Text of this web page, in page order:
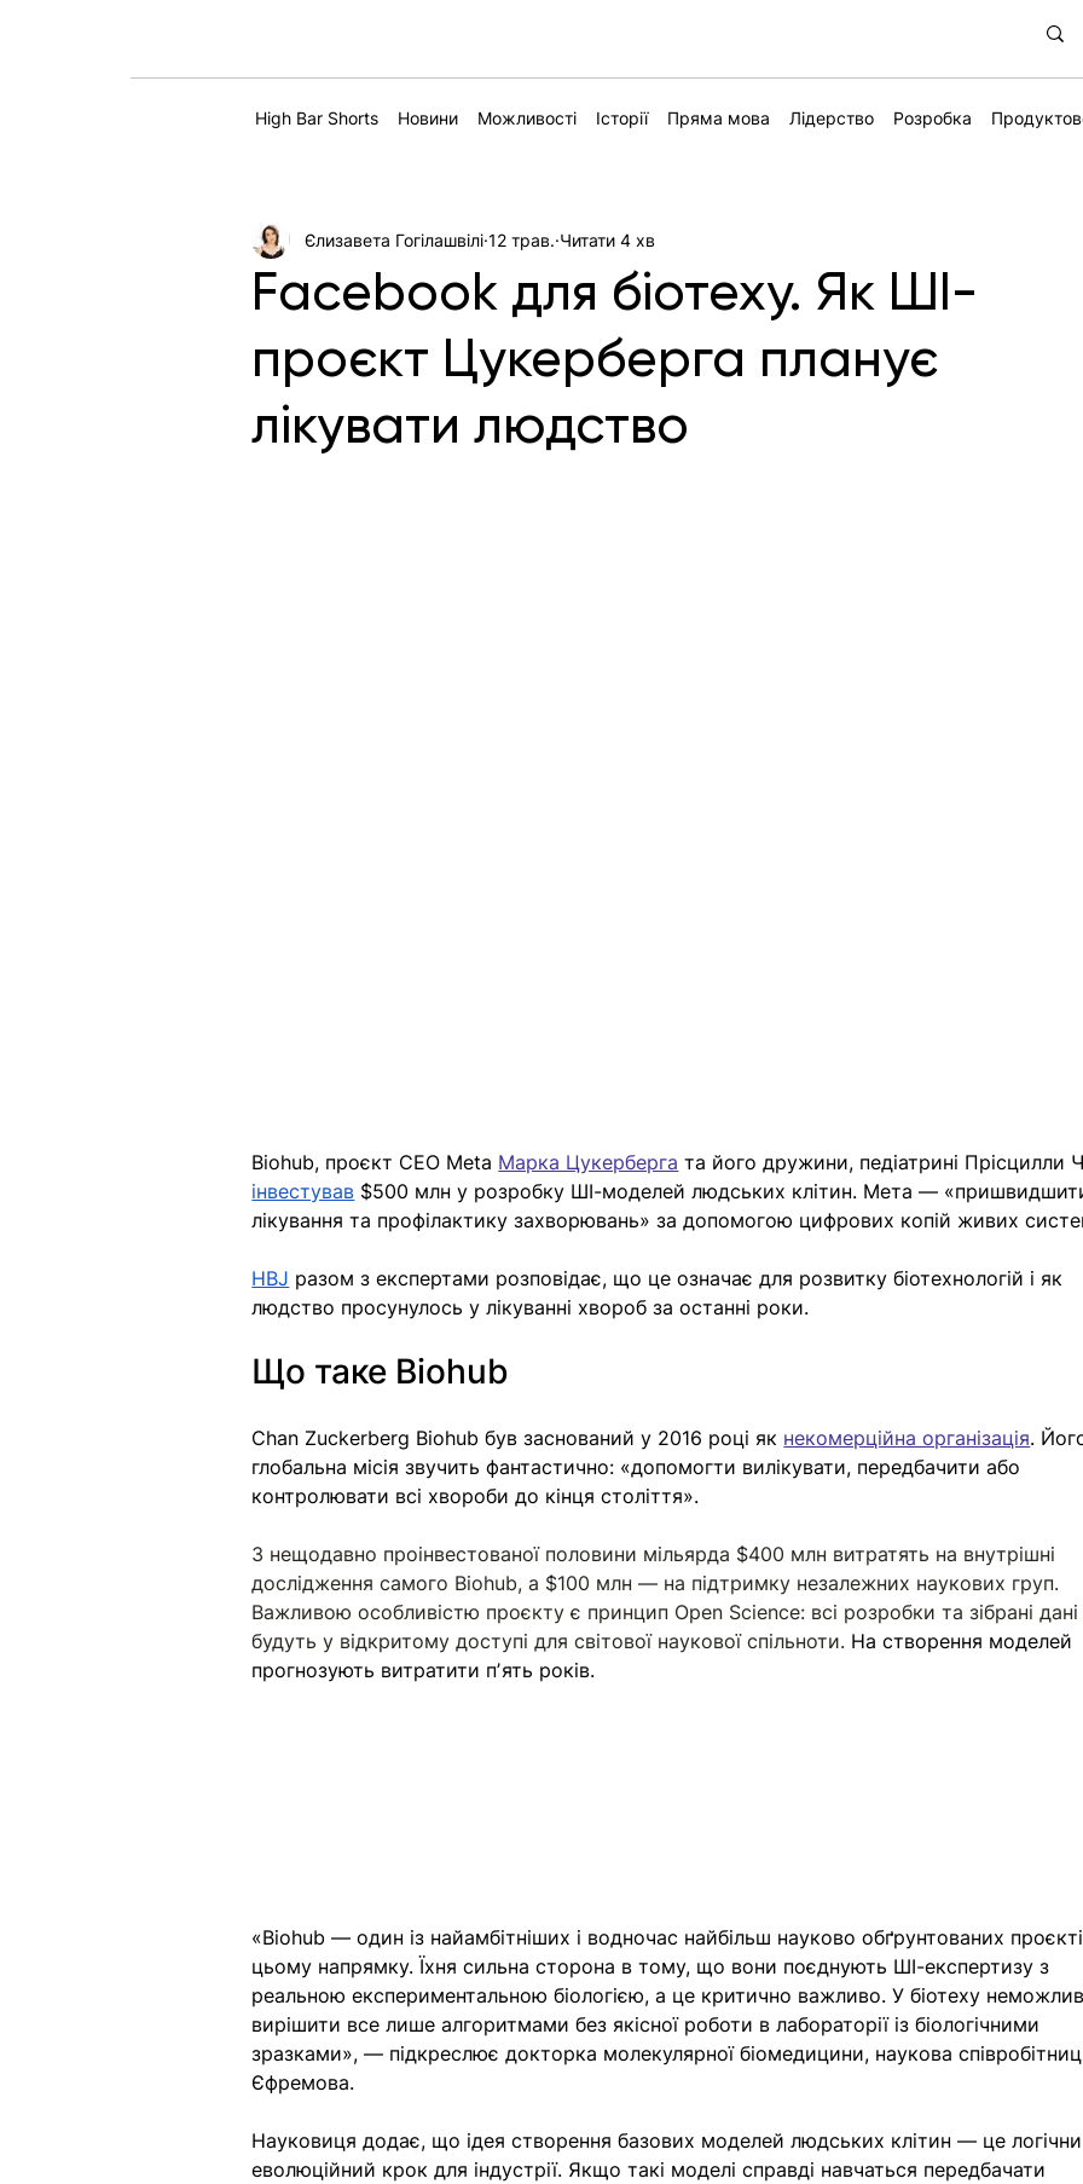
High Bar Shorts Новини Можливості Історії Пряма мова Лідерство Розробка
Facebook для біотеху. Як ШІ-
проєкт Цукерберга планує
лікувати людство
Єлизавета Гогілашвілі 12 трав. Читати 4 хв
Biohub, проєкт CEO Meta Марка Цукерберга та його дружини, педіатрині Прісцилли
інвестував $500 млн у розробку ШІ-моделей людських клітин. Мета —
лікування та профілактику захворювань» за допомогою цифрових копій живих
HBJ разом з експертами розповідає, що це означає для розвитку біотехнологій і як
людство просунулось у лікуванні хвороб за останні роки.
Що таке Biohub
Chan Zuckerberg Biohub був заснований у 2016 році як некомерційна організація.
глобальна місія звучить фантастично: «допомогти вилікувати, передбачити або
контролювати всі хвороби до кінця століття».
З нещодавно проінвестованої половини мільярда $400 млн витратять на внутрішні
дослідження самого Biohub, а $100 млн — на підтримку незалежних наукових груп.
Важливою особливістю проєкту є принцип Open Science: всі розробки та зібрані дані
будуть у відкритому доступі для світової наукової спільноти. На створення моделей
прогнозують витратити пʼять років.
«Biohub — один із найамбітніших і водночас найбільш науково обґрунтованих
цьому напрямку. Їхня сильна сторона в тому, що вони поєднують ШІ-експертизу з
реальною експериментальною біологією, а це критично важливо. У біотеху
вирішити все лише алгоритмами без якісної роботи в лабораторії із біологічними
зразками», — підкреслює докторка молекулярної біомедицини, наукова
Єфремова.
Науковиця додає, що ідея створення базових моделей людських клітин — це
еволюційний крок для індустрії. Якщо такі моделі справді навчаться передбачати